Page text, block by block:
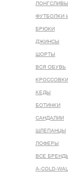
ЛОНГСЛИВЫ
ФУТБОЛКИ
БРЮКИ
ДЖИНСЫ
ШОРТЫ
ВСЯ ОБУВЬ
КРОССОВКИ
КЕДЫ
БОТИНКИ
САНДАЛИИ
ШЛЕПАНЦЫ
ЛОФЕРЫ
ВСЕ БРЕНДЫ
A-COLD-